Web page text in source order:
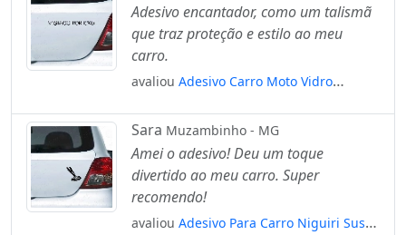
Adesivo encantador, como um talismã
que traz proteção e estilo ao meu
carro.
avaliou Adesivo Carro Moto Vidro
Mod:4483
Sara Muzambinho - MG
Amei o adesivo! Deu um toque
divertido ao meu carro. Super
recomendo!
avaliou Adesivo Para Carro Niguiri Sushi